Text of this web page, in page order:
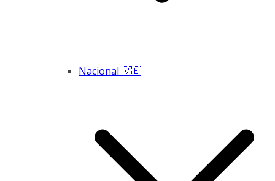
Nacional 🇻🇪